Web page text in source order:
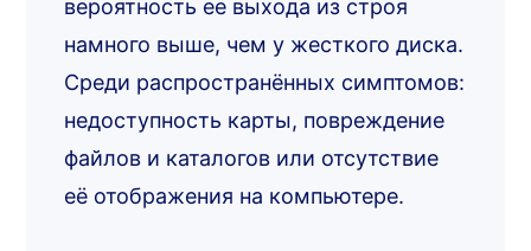
вероятность ее выхода из строя
намного выше, чем у жесткого диска.
Среди распространённых симптомов:
недоступность карты, повреждение
файлов и каталогов или отсутствие
её отображения на компьютере.